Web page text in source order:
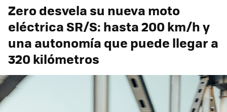
Zero desvela su nueva moto
eléctrica SR/S: hasta 200 km/h y
una autonomía que puede llegar a
320 kilómetros